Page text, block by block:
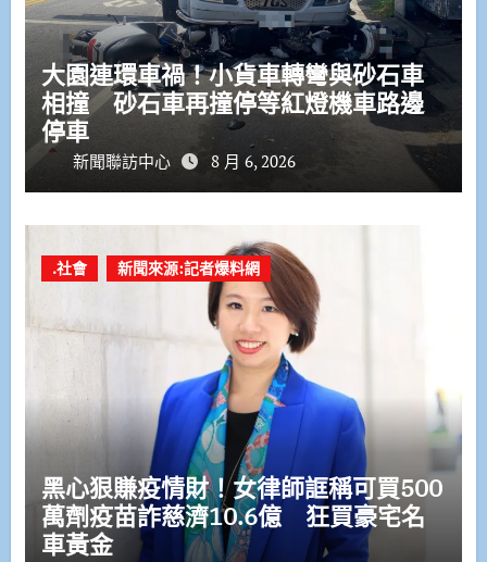
大園連環車禍！小貨車轉彎與砂石車
相撞 砂石車再撞停等紅燈機車路邊
停車
新聞聯訪中心 8 月 6, 2026
.社會 新聞來源:記者爆料網
黑心狠賺疫情財！女律師誆稱可買500
萬劑疫苗詐慈濟10.6億 狂買豪宅名
車黃金